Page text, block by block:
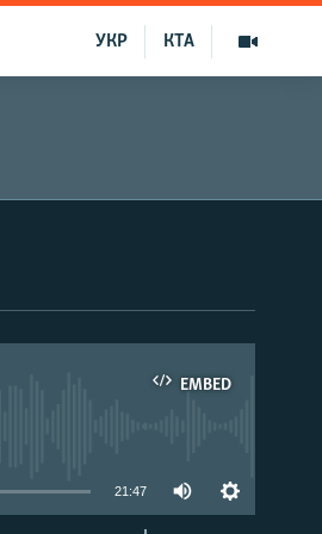
КТА
УКР
EMBED
21:47